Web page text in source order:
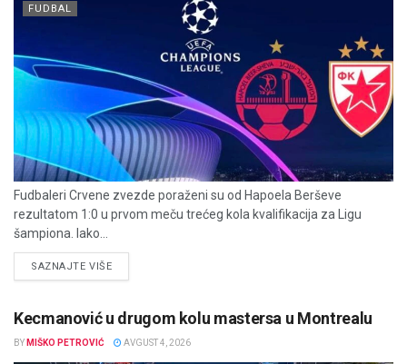
FUDBAL
Fudbaleri Crvene zvezde poraženi su od Hapoela Berševe
rezultatom 1:0 u prvom meču trećeg kola kvalifikacija za Ligu
šampiona. Iako...
SAZNAJTE VIŠEDETAILS
Kecmanović u drugom kolu mastersa u Montrealu
BY MIŠKO PETROVIĆ AVGUST 4, 2026